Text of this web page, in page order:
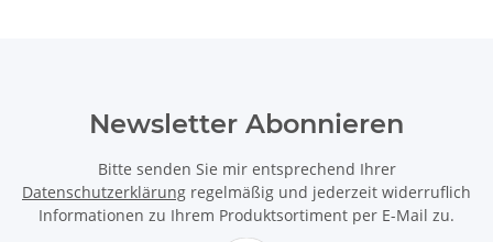
Newsletter Abonnieren
Bitte senden Sie mir entsprechend Ihrer
Datenschutzerklärung regelmäßig und jederzeit widerruflich
Informationen zu Ihrem Produktsortiment per E-Mail zu.